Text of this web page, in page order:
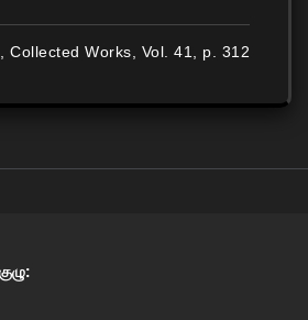
Collected Works, Vol. 41, p. 312